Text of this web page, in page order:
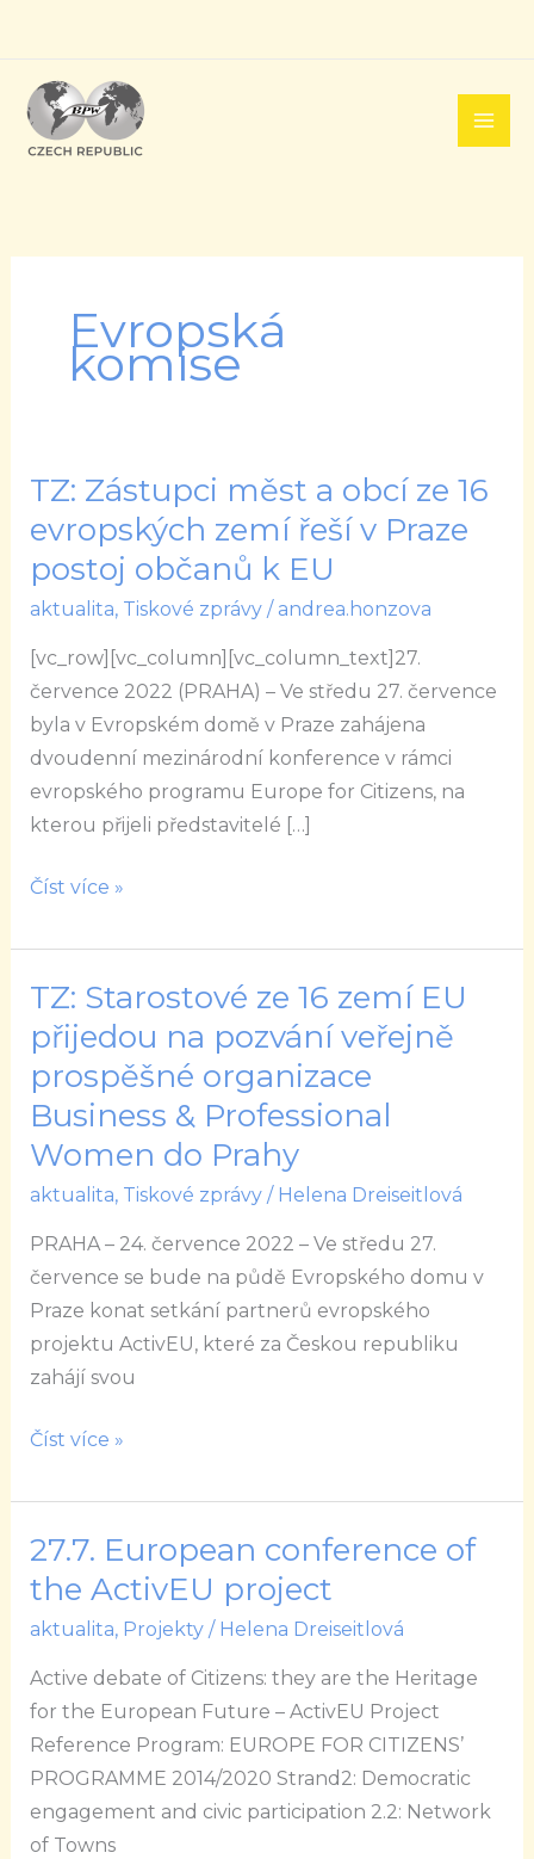
obsah
Evropská
komise
TZ: Zástupci měst a obcí ze 16
evropských zemí řeší v Praze
postoj občanů k EU
aktualita, Tiskové zprávy/ andrea.honzova
[vc_row][vc_column][vc_column_text]27.
července 2022 (PRAHA) – Ve středu 27. července
byla v Evropském domě v Praze zahájena
dvoudenní mezinárodní konference v rámci
evropského programu Europe for Citizens, na
kterou přijeli představitelé […]
TZ:
Zástupci
a
obcí
ze
16
evropských
zemí
řeší
v
postoj
k
EU
Číst více »
TZ: Starostové ze 16 zemí EU
přijedou na pozvání veřejně
prospěšné organizace
Business & Professional
Women do Prahy
aktualita, Tiskové zprávy/ Helena Dreiseitlová
PRAHA – 24. července 2022 – Ve středu 27.
července se bude na půdě Evropského domu v
Praze konat setkání partnerů evropského
projektu ActivEU, které za Českou republiku
zahájí svou
TZ:
Starostové
ze
16
zemí
EU
přijedou
organizace
Business
&
Prahy
Číst více »
27.7. European conference of
the ActivEU project
aktualita, Projekty/ Helena Dreiseitlová
Active debate of Citizens: they are the Heritage
for the European Future – ActivEU Project
Reference Program: EUROPE FOR CITIZENS’
PROGRAMME 2014/2020 Strand2: Democratic
engagement and civic participation 2.2: Network
of Towns
27.7.
European
the
ActivEU
project